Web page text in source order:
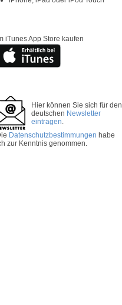
iTunes App Store kaufen
Hier können Sie sich für den
deutschen Newsletter
eintragen
Datenschutzbestimmungen habe
zur Kenntnis genommen.